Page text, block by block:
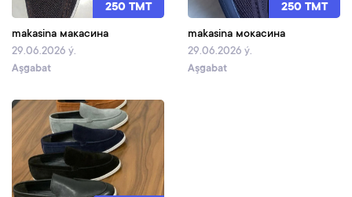
250 TMT
makasina макасина
29.06.2026 ý.
Aşgabat
250 TMT
makasina мокасина
29.06.2026 ý.
Aşgabat